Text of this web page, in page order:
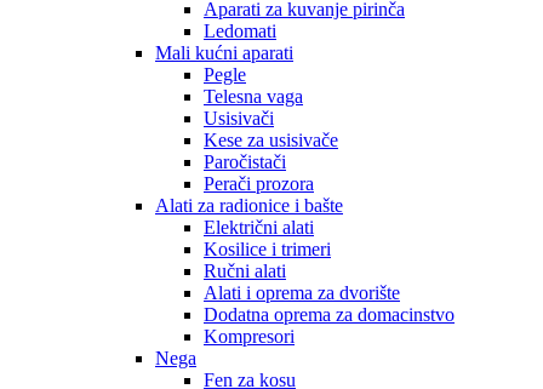
Aparati za kuvanje pirinča
Ledomati
Mali kućni aparati
Pegle
Telesna vaga
Usisivači
Kese za usisivače
Paročistači
Perači prozora
Alati za radionice i bašte
Električni alati
Kosilice i trimeri
Ručni alati
Alati i oprema za dvorište
Dodatna oprema za domacinstvo
Kompresori
Nega
Fen za kosu